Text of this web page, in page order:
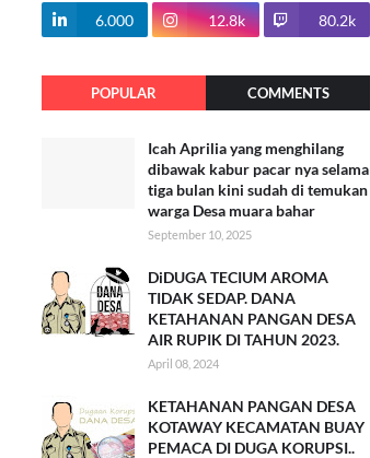
100.7k
6.000 12.8k 80.2k
POPULAR COMMENTS
Icah Aprilia yang menghilang
dibawak kabur pacar nya selama
tiga bulan kini sudah di temukan
warga Desa muara bahar
September 10, 2025
DiDUGA TECIUM AROMA
TIDAK SEDAP. DANA
KETAHANAN PANGAN DESA
AIR RUPIK DI TAHUN 2023.
April 08, 2024
KETAHANAN PANGAN DESA
KOTAWAY KECAMATAN BUAY
PEMACA DI DUGA KORUPSI..